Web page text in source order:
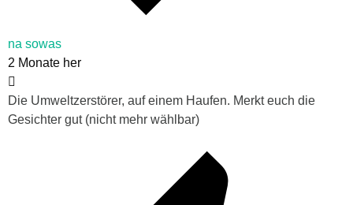
na sowas
2 Monate her
Die Umweltzerstörer, auf einem Haufen. Merkt euch die
Gesichter gut (nicht mehr wählbar)